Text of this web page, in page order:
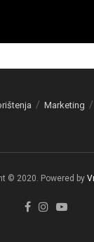
Marketing
© 2020. Powered by